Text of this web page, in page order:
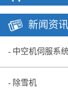
新闻资讯
中空机伺服系
除雪机